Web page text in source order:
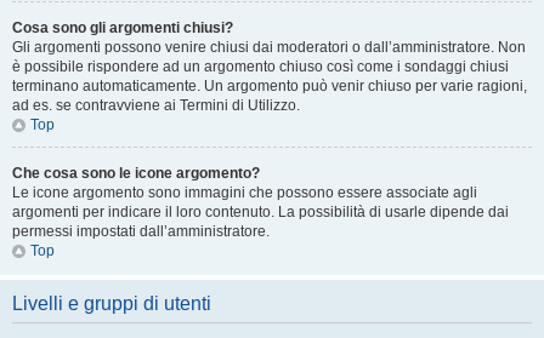
Cosa sono gli argomenti chiusi?
Gli argomenti possono venire chiusi dai moderatori o dall’amministratore. Non
è possibile rispondere ad un argomento chiuso così come i sondaggi chiusi
terminano automaticamente. Un argomento può venir chiuso per varie ragioni,
ad es. se contravviene ai Termini di Utilizzo.
Top
Che cosa sono le icone argomento?
Le icone argomento sono immagini che possono essere associate agli
argomenti per indicare il loro contenuto. La possibilità di usarle dipende dai
permessi impostati dall’amministratore.
Top
Livelli e gruppi di utenti